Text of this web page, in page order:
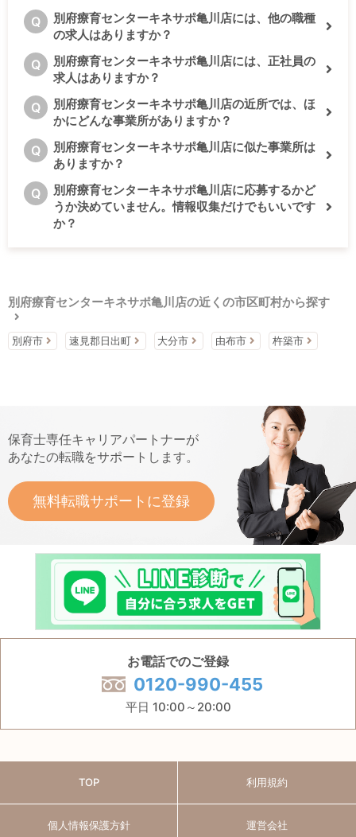
Q
別府療育センターキネサポ亀川店には、他の職種
の求人はありますか？
Q
別府療育センターキネサポ亀川店には、正社員の
求人はありますか？
Q
別府療育センターキネサポ亀川店の近所では、ほ
かにどんな事業所がありますか？
Q
別府療育センターキネサポ亀川店に似た事業所は
ありますか？
Q
別府療育センターキネサポ亀川店に応募するかど
うか決めていません。情報収集だけでもいいです
か？
別府療育センターキネサポ亀川店の近くの市区町村から探す
別府市 速見郡日出町 大分市 由布市 杵築市
保育士専任キャリアパートナーが
あなたの転職をサポートします。
無料転職サポートに登録
お電話でのご登録
0120-990-455
平日 10:00～20:00
TOP 利用規約
個人情報保護方針 運営会社